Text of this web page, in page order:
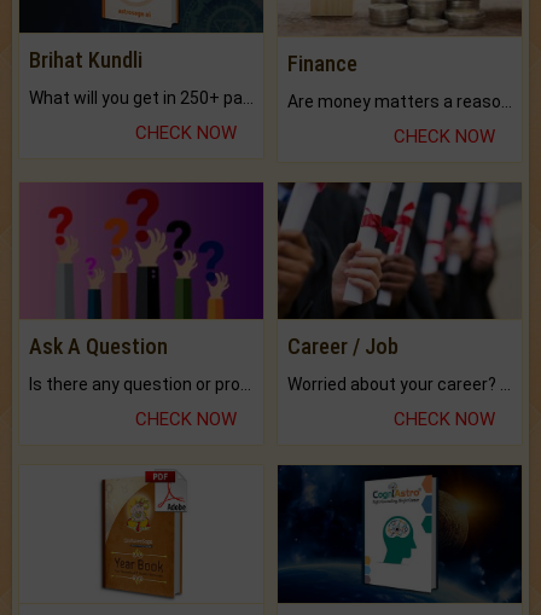
Brihat Kundli
CHECK NOW
Finance
CHECK NOW
Ask A Question
CHECK NOW
Career / Job
CHECK NOW